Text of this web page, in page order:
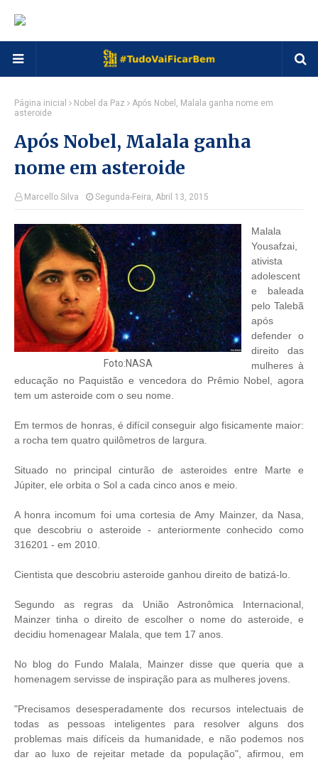
Página inicial Nobel da Paz
Após Nobel, Malala ganha nome em
asteroide
Após Nobel, Malala ganha
nome em asteroide
Marcello Silva Segunda-Feira, Abril 13, 2015
Foto:NASA
Malala
Yousafzai,
ativista
adolescent
e baleada
pelo Talebã
após
defender o
direito das
mulheres à
educação no Paquistão e vencedora do Prêmio Nobel, agora
tem um asteroide com o seu nome.
Em termos de honras, é difícil conseguir algo fisicamente maior:
a rocha tem quatro quilômetros de largura.
Situado no principal cinturão de asteroides entre Marte e
Júpiter, ele orbita o Sol a cada cinco anos e meio.
A honra incomum foi uma cortesia de Amy Mainzer, da Nasa,
que descobriu o asteroide - anteriormente conhecido como
316201 - em 2010.
Cientista que descobriu asteroide ganhou direito de batizá-lo.
Segundo as regras da União Astronômica Internacional,
Mainzer tinha o direito de escolher o nome do asteroide, e
decidiu homenagear Malala, que tem 17 anos.
No blog do Fundo Malala, Mainzer disse que queria que a
homenagem servisse de inspiração para as mulheres jovens.
"Precisamos desesperadamente dos recursos intelectuais de
todas as pessoas inteligentes para resolver alguns dos
problemas mais difíceis da humanidade, e não podemos nos
dar ao luxo de rejeitar metade da população", afirmou, em